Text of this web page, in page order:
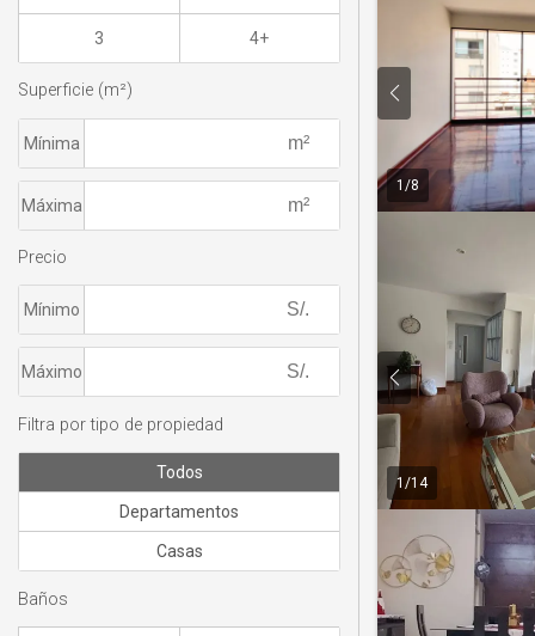
1 /8
1 /14
3 4+
Superficie (m²)
Mínima
Máxima
Precio
Mínimo
Máximo
Filtra por tipo de propiedad
Todos
Departamentos
Casas
Baños